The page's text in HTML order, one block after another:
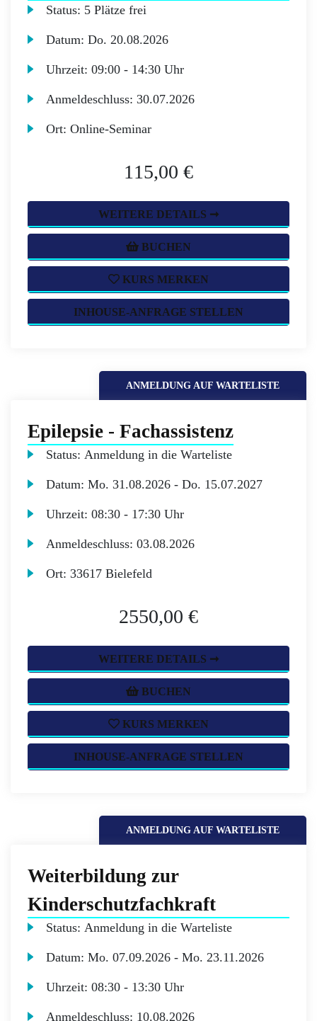
Status: 5 Plätze frei
Datum:Do. 20.08.2026
Uhrzeit:09:00 - 14:30 Uhr
Anmeldeschluss:30.07.2026
Ort:Online-Seminar
115,00 €
WEITERE DETAILS ➞
BUCHEN
KURS MERKEN
INHOUSE-ANFRAGE STELLEN
ANMELDUNG AUF WARTELISTE
Epilepsie - Fachassistenz
Status:Anmeldung in die Warteliste
Datum:Mo. 31.08.2026 -Do. 15.07.2027
Uhrzeit:08:30 - 17:30 Uhr
Anmeldeschluss:03.08.2026
Ort:33617 Bielefeld
2550,00 €
WEITERE DETAILS ➞
BUCHEN
KURS MERKEN
INHOUSE-ANFRAGE STELLEN
ANMELDUNG AUF WARTELISTE
Weiterbildung zur
Kinderschutzfachkraft
Status:Anmeldung in die Warteliste
Datum:Mo. 07.09.2026 -Mo. 23.11.2026
Uhrzeit:08:30 - 13:30 Uhr
Anmeldeschluss: 10.08.2026